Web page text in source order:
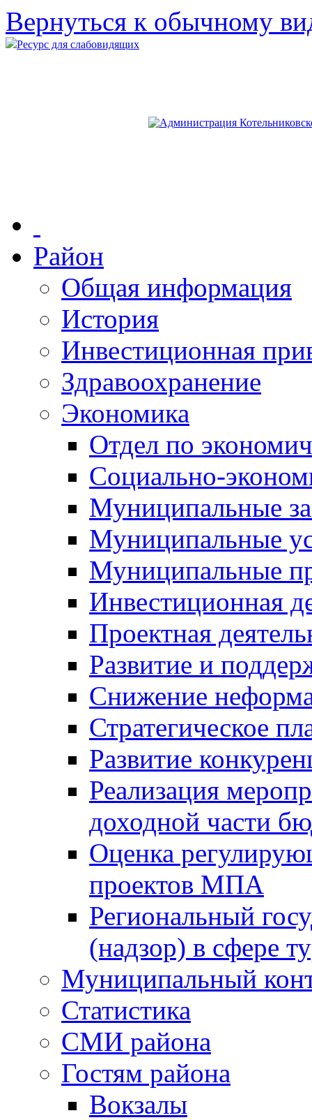
Вернуться к обычному
Ресурс для слабовидящих
Район
Общая информация
История
Инвестиционная
Здравоохранение
Экономика
Отдел по
Социально-
Муниципальные
Муниципальные
Муниципальные
Инвестиционная
Проектная
Развитие и
Снижение
Стратегическое
Развитие
Реализация
доходной части
Оценка
проектов МПА
Региональный
(надзор) в сфере
Муниципальный
Статистика
СМИ района
Гостям района
Вокзалы